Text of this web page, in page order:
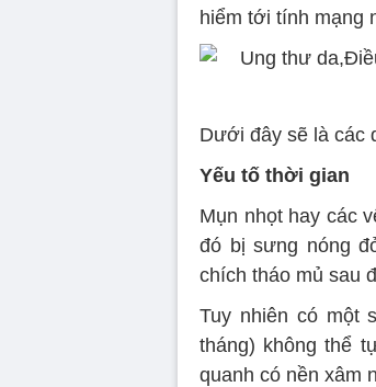
hiểm tới tính mạng
Dưới đây sẽ là các
Yếu tố thời gian
Mụn nhọt hay các
đó bị sưng nóng
chích tháo mủ sau
Tuy nhiên có một
tháng) không thể
quanh có nền xâm